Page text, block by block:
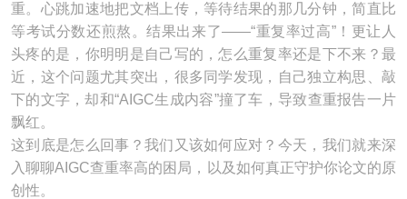
重。心跳加速地把文档上传，等待结果的那几分钟，简直比
等考试分数还煎熬。结果出来了——“重复率过高”！更让人
头疼的是，你明明是自己写的，怎么重复率还是下不来？最
近，这个问题尤其突出，很多同学发现，自己独立构思、敲
下的文字，却和“AIGC生成内容”撞了车，导致查重报告一片
飘红。
这到底是怎么回事？我们又该如何应对？今天，我们就来深
入聊聊AIGC查重率高的困局，以及如何真正守护你论文的原
创性。